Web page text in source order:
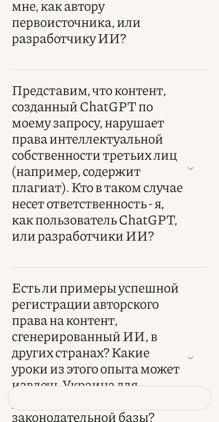
мне, как автору
первоисточника, или
разработчику ИИ?
Представим, что контент,
созданный ChatGPT по
моему запросу, нарушает
права интеллектуальной
собственности третьих лиц
(например, содержит
плагиат). Кто в таком случае
несет ответственность - я,
как пользователь ChatGPT,
или разработчики ИИ?
Есть ли примеры успешной
регистрации авторского
права на контент,
сгенерированный ИИ, в
других странах? Какие
уроки из этого опыта может
извлечь Украина для
законодательной базы?